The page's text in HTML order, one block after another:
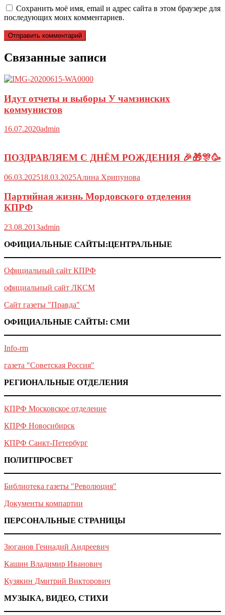
Сохранить моё имя, email и адрес сайта в этом браузере для
последующих моих комментариев.
Связанные записи
Идут отчеты и выборы У чамзинских
коммунистов
16.07.2020admin
ПОЗДРАВЛЯЕМ С ДНЁМ РОЖДЕНИЯ 🎉🎁🎊🥳
06.03.202518.03.2025Алина Хрипунова
Партийная жизнь Мордовского отделения
КПРФ
23.08.2013admin
ОФИЦИАЛЬНЫЕ САЙТЫ:ЦЕНТРАЛЬНЫЕ
Официальный сайт КПРФ
официальный сайт ЛКСМ
Сайт газеты "Правда"
ОФИЦИАЛЬНЫЕ САЙТЫ: СМИ
Info-rm
газета "Советская Россия"
РЕГИОНАЛЬНЫЕ ОТДЕЛЕНИЯ
КПРФ Московское отделение
КПРФ Новосибирск
КПРФ Санкт-Петербург
ПОЛИТПРОСВЕТ
Библиотека газеты "Революция"
Документы компартии
ПЕРСОНАЛЬНЫЕ СТРАНИЦЫ
Зюганов Геннадий Андреевич
Кашин Владимир Иванович
Кузякин Дмитрий Викторович
МУЗЫКА, ВИДЕО, СТИХИ